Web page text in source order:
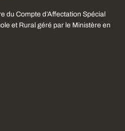
du Compte d’Affectation Spécial
et Rural géré par le Ministère en